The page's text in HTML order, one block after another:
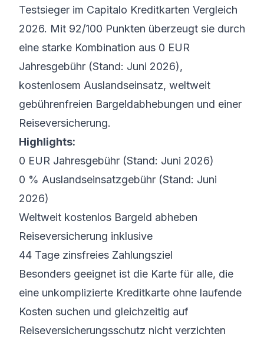
Testsieger im Capitalo Kreditkarten Vergleich
2026. Mit 92/100 Punkten überzeugt sie durch
eine starke Kombination aus 0 EUR
Jahresgebühr (Stand: Juni 2026),
kostenlosem Auslandseinsatz, weltweit
gebührenfreien Bargeldabhebungen und einer
Reiseversicherung.
Highlights:
0 EUR Jahresgebühr (Stand: Juni 2026)
0 % Auslandseinsatzgebühr (Stand: Juni
2026)
Weltweit kostenlos Bargeld abheben
Reiseversicherung inklusive
44 Tage zinsfreies Zahlungsziel
Besonders geeignet ist die Karte für alle, die
eine unkomplizierte Kreditkarte ohne laufende
Kosten suchen und gleichzeitig auf
Reiseversicherungsschutz nicht verzichten